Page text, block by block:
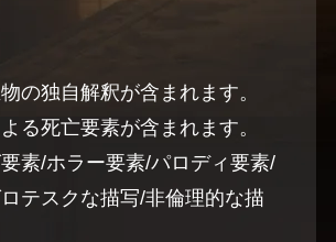
の独自解釈が含まれます。
る死亡要素が含まれます。
素/ホラー要素/パロディ要素/
テスクな描写/非倫理的な描